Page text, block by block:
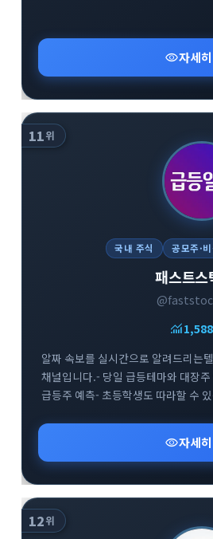
visibility자세
11위
국내 주식 공모주·
패스트스
monitoring1,588
알짜 속보를 실시간으로 알려드리는
채널입니다.- 당일 급등테마와 대장
급등주 예측- 초등학생도 따라할 수
visibility자세
12위